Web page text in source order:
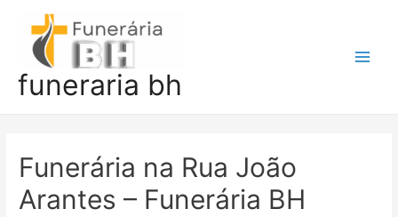
conteúdo
funeraria bh
Funerária na Rua João
Arantes – Funerária BH